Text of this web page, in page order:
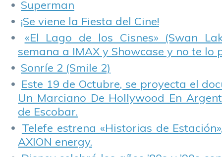
Superman
¡Se viene la Fiesta del Cine!
«El Lago de los Cisnes» (Swan
semana a IMAX y Showcase y no te lo
Sonríe 2 (Smile 2)
Este 19 de Octubre, se proyecta el
Un Marciano De Hollywood En
de Escobar.
Telefe estrena «Historias de
AXION energy.